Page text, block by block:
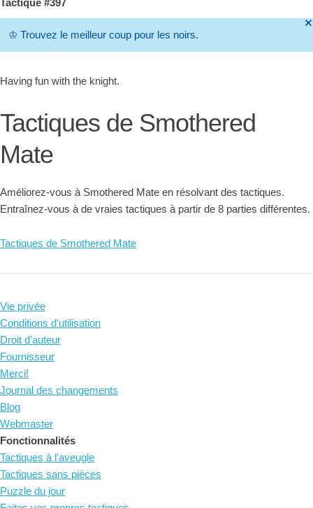
Tactique #397
🞫
♔ Trouvez le meilleur coup pour les noirs.
Having fun with the knight.
Tactiques de Smothered
Mate
Améliorez-vous à Smothered Mate en résolvant des tactiques.
Entraînez-vous à de vraies tactiques à partir de 8 parties différentes.
Tactiques de Smothered Mate
Vie privée
Conditions d'utilisation
Droit d'auteur
Fournisseur
Merci!
Journal des changements
Blog
Webmaster
Fonctionnalités
Tactiques à l'aveugle
Tactiques sans pièces
Puzzle du jour